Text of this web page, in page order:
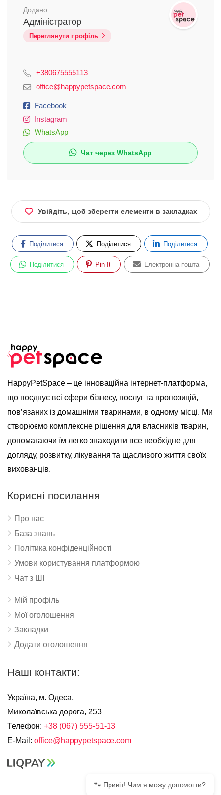
Додано:
Адміністратор
Переглянути профіль
+380675555113
office@happypetspace.com
Facebook
Instagram
WhatsApp
Чат через WhatsApp
Увійдіть, щоб зберегти елементи в закладках
Поділитися Поділитися Поділитися
Поділитися Pin It Електронна пошта
HappyPetSpace – це інноваційна інтернет-платформа,
що поєднує всі сфери бізнесу, послуг та пропозицій,
пов’язаних із домашніми тваринами, в одному місці. Ми
створюємо комплексне рішення для власників тварин,
допомагаючи їм легко знаходити все необхідне для
догляду, розвитку, лікування та щасливого життя своїх
вихованців.
Корисні посилання
Про нас
База знань
Політика конфіденційності
Умови користування платформою
Чат з ШІ
Мій профіль
Мої оголошення
Закладки
Додати оголошення
Наші контакти:
Україна, м. Одеса,
Миколаївська дорога, 253
Телефон: +38 (067) 555-51-13
E-Mail: office@happypetspace.com
🐾 Привіт! Чим я можу допомогти?